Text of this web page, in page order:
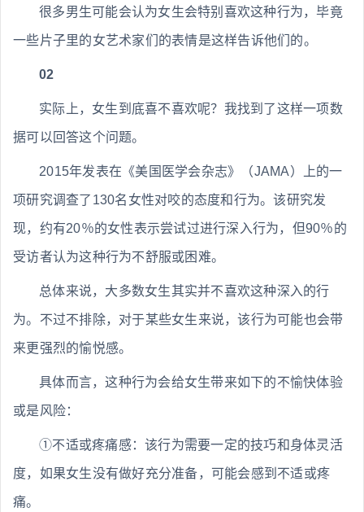
很多男生可能会认为女生会特别喜欢这种行为，毕竟
一些片子里的女艺术家们的表情是这样告诉他们的。
02
实际上，女生到底喜不喜欢呢？我找到了这样一项数
据可以回答这个问题。
2015年发表在《美国医学会杂志》（JAMA）上的一
项研究调查了130名女性对咬的态度和行为。该研究发
现，约有20％的女性表示尝试过进行深入行为，但90％的
受访者认为这种行为不舒服或困难。
总体来说，大多数女生其实并不喜欢这种深入的行
为。不过不排除，对于某些女生来说，该行为可能也会带
来更强烈的愉悦感。
具体而言，这种行为会给女生带来如下的不愉快体验
或是风险：
①不适或疼痛感：该行为需要一定的技巧和身体灵活
度，如果女生没有做好充分准备，可能会感到不适或疼
痛。